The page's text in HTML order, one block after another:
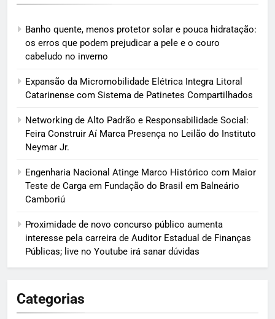
Banho quente, menos protetor solar e pouca hidratação:
os erros que podem prejudicar a pele e o couro
cabeludo no inverno
Expansão da Micromobilidade Elétrica Integra Litoral
Catarinense com Sistema de Patinetes Compartilhados
Networking de Alto Padrão e Responsabilidade Social:
Feira Construir Aí Marca Presença no Leilão do Instituto
Neymar Jr.
Engenharia Nacional Atinge Marco Histórico com Maior
Teste de Carga em Fundação do Brasil em Balneário
Camboriú
Proximidade de novo concurso público aumenta
interesse pela carreira de Auditor Estadual de Finanças
Públicas; live no Youtube irá sanar dúvidas
Categorias